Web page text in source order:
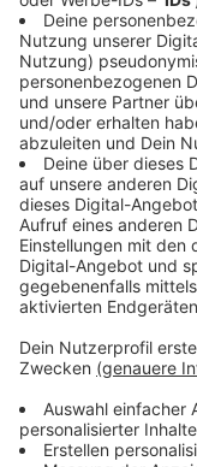
Special Guest der
dem Hospiz
Starkomponist
Pianist,
Schumann
Hochschule
Fünf ECHO
verkaufte CD s
Sonntag, 18. Juni
Uhr), ab 17 Uhr
Hyatt Regency